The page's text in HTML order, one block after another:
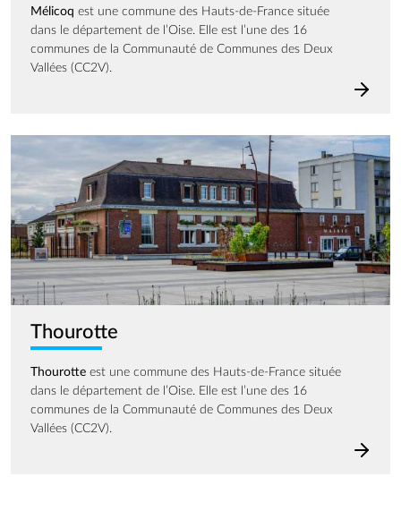
Mélicoq est une commune des Hauts-de-France située
dans le département de l’Oise. Elle est l’une des 16
communes de la Communauté de Communes des Deux
Vallées (CC2V).
Image
Thourotte
Thourotte est une commune des Hauts-de-France située
dans le département de l’Oise. Elle est l’une des 16
communes de la Communauté de Communes des Deux
Vallées (CC2V).